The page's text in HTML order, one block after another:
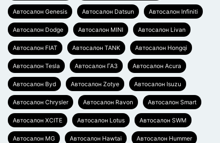
Автосалон Genesis Автосалон Datsun Автосалон Infiniti
Автосалон Dodge Автосалон MINI Автосалон Livan
Автосалон FIAT Автосалон TANK Автосалон Hongqi
Автосалон Tesla Автосалон ГАЗ Автосалон Acura
Автосалон Byd Автосалон Zotye Автосалон Isuzu
Автосалон Chrysler Автосалон Ravon Автосалон Smart
Автосалон XCITE Автосалон Lotus Автосалон SWM
Автосалон MG Автосалон Hawtai Автосалон Hummer